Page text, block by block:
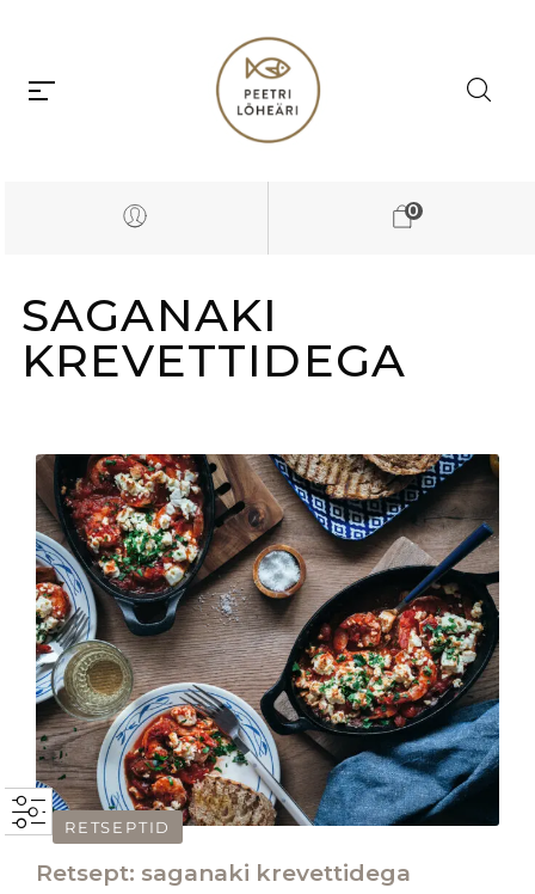
0
SAGANAKI
KREVETTIDEGA
RETSEPTID
Retsept: saganaki krevettidega